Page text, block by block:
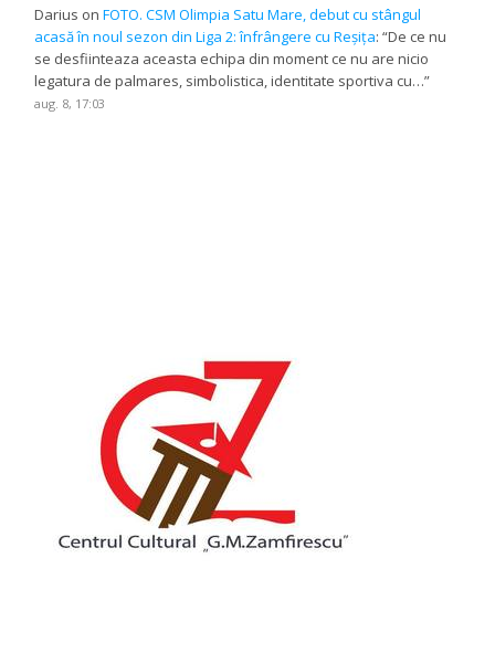
Darius onFOTO. CSM Olimpia Satu Mare, debut cu stângul
acasă în noul sezon din Liga 2: înfrângere cu Reșița: “De ce nu
se desfiinteaza aceasta echipa din moment ce nu are nicio
legatura de palmares, simbolistica, identitate sportiva cu…”
aug. 8, 17:03